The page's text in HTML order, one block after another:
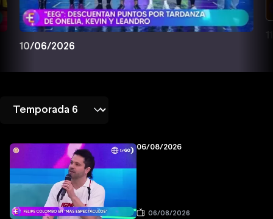
10/06/2026
06/08/2026
06/08/2026